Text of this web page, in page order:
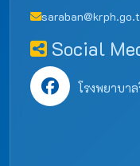
Social
โรงพยาบา